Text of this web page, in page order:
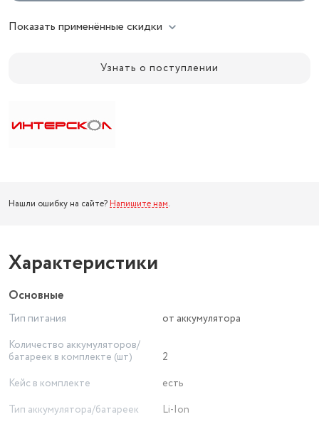
Показать применённые скидки
Узнать о поступлении
Нашли ошибку на сайте? Напишите нам.
Характеристики
Основные
Тип питания
от аккумулятора
Количество аккумуляторов/
батареек в комплекте (шт)
2
Кейс в комплекте
есть
Тип аккумулятора/батареек
Li-Ion